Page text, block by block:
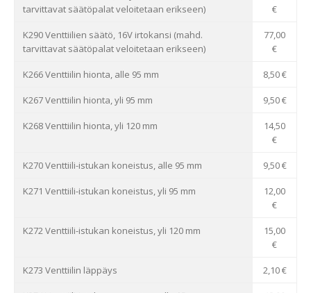
tarvittavat säätöpalat veloitetaan erikseen)
€
K290 Venttiilien säätö, 16V irtokansi (mahd.
tarvittavat säätöpalat veloitetaan erikseen)
77,00
€
K266 Venttiilin hionta, alle 95 mm 8,50 €
K267 Venttiilin hionta, yli 95 mm 9,50 €
K268 Venttiilin hionta, yli 120 mm
14,50
€
K270 Venttiili-istukan koneistus, alle 95 mm 9,50 €
K271 Venttiili-istukan koneistus, yli 95 mm
12,00
€
K272 Venttiili-istukan koneistus, yli 120 mm
15,00
€
K273 Venttiilin läppäys 2,10 €